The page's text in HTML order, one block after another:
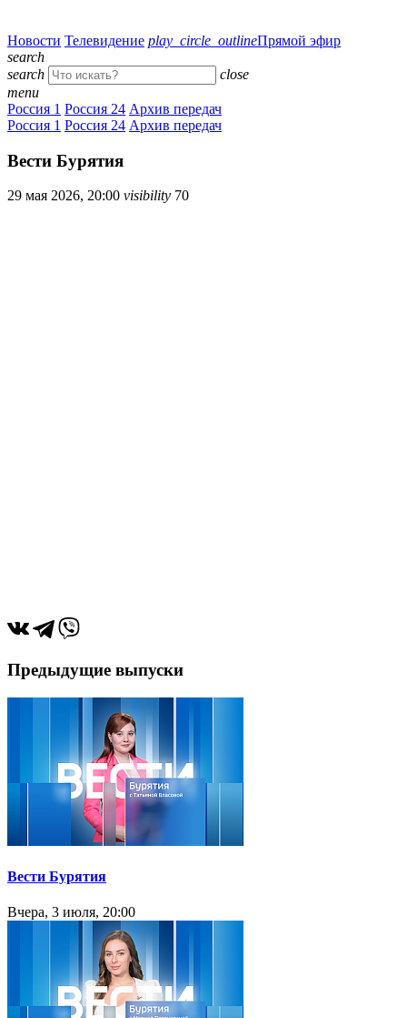
Новости Телевидение play_circle_outlineПрямой эфир
search
search
close
menu
Россия 1 Россия 24 Архив передач
Россия 1 Россия 24 Архив передач
Вести Бурятия
29 мая 2026, 20:00 visibility 70
Предыдущие выпуски
Вести Бурятия
Вчера, 3 июля, 20:00